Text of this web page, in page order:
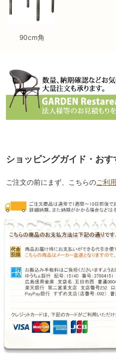
90cm角
ショッピングガイド・おす
ご注文の前にまず、こちらのご利